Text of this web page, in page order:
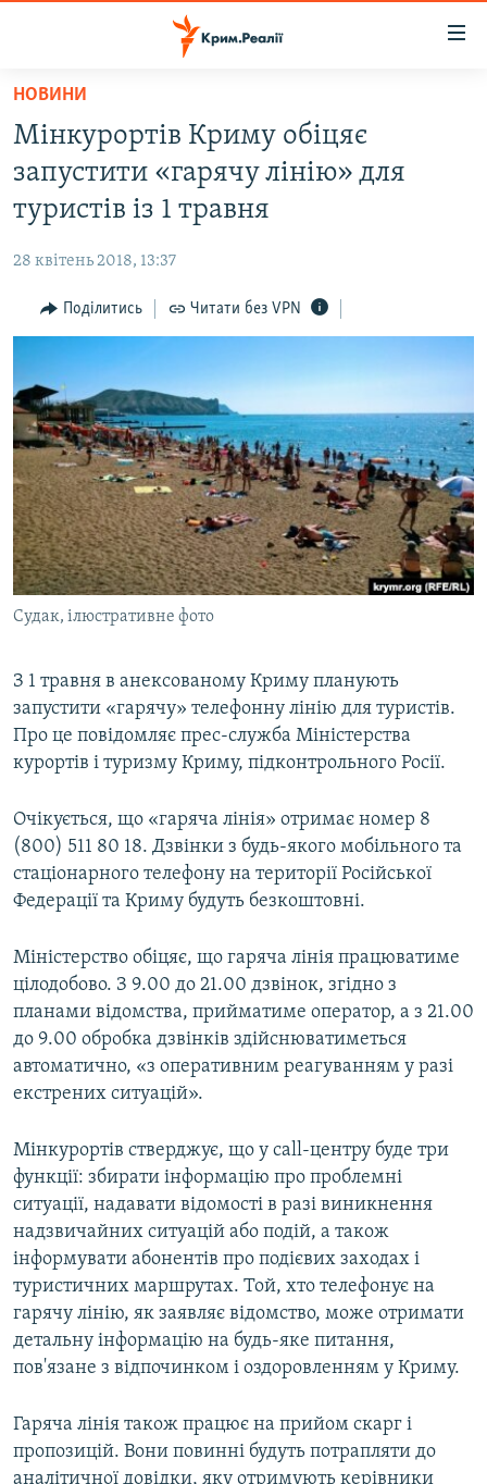
Перейти
основного
матеріалу
Перейти
до
основної
Перейти
до
пошуку
ВОДА.КРИМ
ВІДЕО ТА ФОТО
БЛОГИ
ПОГЛЯД
ВСЕ ЗА ДЕНЬ
СПЕЦПРОЕКТИ
ДЕПОРТАЦІЯ
ВІДЕОУРОКИ «ELIFBE»
СВІДЧЕННЯ ОКУПАЦІЇ
УКРАЇНСЬКА ПРОБЛЕМА КРИМУ
ІНФОГРАФІКА
ЯК ОБІЙТИ БЛОКУВАННЯ
Русский
Qırımtatar
ДОЛУЧАЙСЯ!
Усі сайти RFE/RL
НОВИНИ
Мінкурортів Криму обіцяє
запустити «гарячу лінію» для
туристів із 1 травня
28 квітень 2018, 13:37
Поділитись Читати без VPN
Судак, ілюстративне фото
З 1 травня в анексованому Криму планують
запустити «гарячу» телефонну лінію для туристів.
Про це повідомляє прес-служба Міністерства
курортів і туризму Криму, підконтрольного Росії.
Очікується, що «гаряча лінія» отримає номер 8
(800) 511 80 18. Дзвінки з будь-якого мобільного та
стаціонарного телефону на території Російської
Федерації та Криму будуть безкоштовні.
Міністерство обіцяє, що гаряча лінія працюватиме
цілодобово. З 9.00 до 21.00 дзвінок, згідно з
планами відомства, прийматиме оператор, а з 21.00
до 9.00 обробка дзвінків здійснюватиметься
автоматично, «з оперативним реагуванням у разі
екстрених ситуацій».
Мінкурортів стверджує, що у call-центру буде три
функції: збирати інформацію про проблемні
ситуації, надавати відомості в разі виникнення
надзвичайних ситуацій або подій, а також
інформувати абонентів про подієвих заходах і
туристичних маршрутах. Той, хто телефонує на
гарячу лінію, як заявляє відомство, може отримати
детальну інформацію на будь-яке питання,
пов'язане з відпочинком і оздоровленням у Криму.
Гаряча лінія також працює на прийом скарг і
пропозицій. Вони повинні будуть потрапляти до
аналітичної довідки, яку отримують керівники